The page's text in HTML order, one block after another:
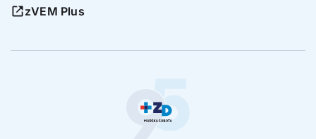
zVEM Plus